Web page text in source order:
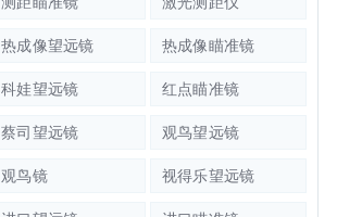
热成像望远镜 热成像瞄准镜
科娃望远镜 红点瞄准镜
蔡司望远镜 观鸟望远镜
观鸟镜 视得乐望远镜